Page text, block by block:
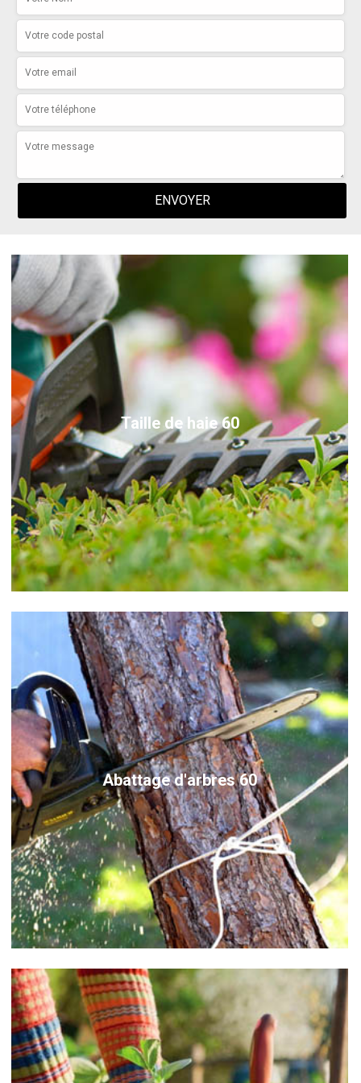
Taille de haie 60
Abattage d'arbres 60